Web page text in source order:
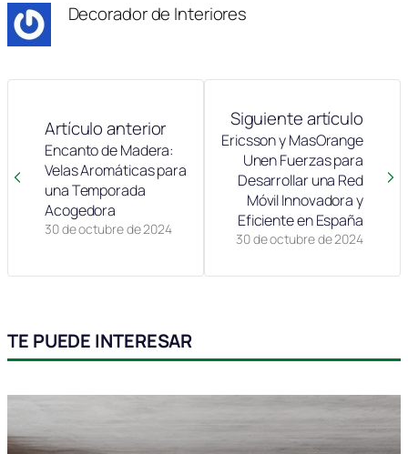
Decorador de Interiores
Artículo anterior
30 de octubre de 2024
Encanto de Madera:
Velas Aromáticas para
una Temporada
Acogedora
Siguiente artículo
30 de octubre de 2024
Ericsson y MasOrange
Unen Fuerzas para
Desarrollar una Red
Móvil Innovadora y
Eficiente en España
TE PUEDE INTERESAR